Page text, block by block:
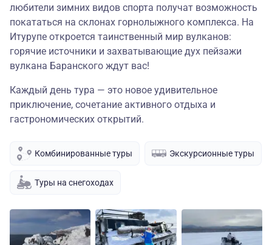
любители зимних видов спорта получат возможность
покататься на склонах горнолыжного комплекса. На
Итурупе откроется таинственный мир вулканов:
горячие источники и захватывающие дух пейзажи
вулкана Баранского ждут вас!
Каждый день тура — это новое удивительное
приключение, сочетание активного отдыха и
гастрономических открытий.
Комбинированные туры Экскурсионные туры
Туры на снегоходах